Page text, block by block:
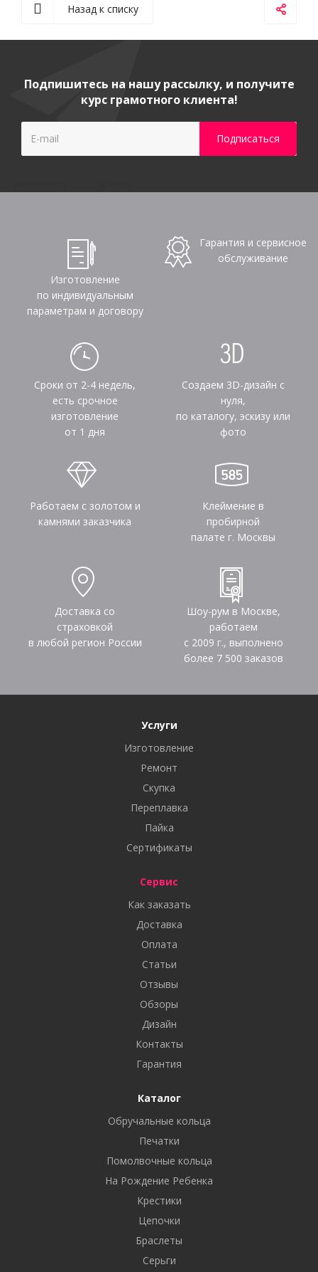
Назад к списку
Подпишитесь на нашу рассылку, и получите
курс грамотного клиента!
Изготовление
по индивидуальным
параметрам и договору
Гарантия и сервисное
обслуживание
Сроки от 2-4 недель,
есть срочное
изготовление
от 1 дня
Создаем 3D-дизайн с
нуля,
по каталогу, эскизу или
фото
Работаем с золотом и
камнями заказчика
Клеймение в
пробирной
палате г. Москвы
Доставка со
страховкой
в любой регион России
Шоу-рум в Москве,
работаем
с 2009 г., выполнено
более 7 500 заказов
Услуги
Изготовление
Ремонт
Скупка
Переплавка
Пайка
Сертификаты
Сервис
Как заказать
Доставка
Оплата
Статьи
Отзывы
Обзоры
Дизайн
Контакты
Гарантия
Каталог
Обручальные кольца
Печатки
Помолвочные кольца
На Рождение Ребенка
Крестики
Цепочки
Браслеты
Серьги